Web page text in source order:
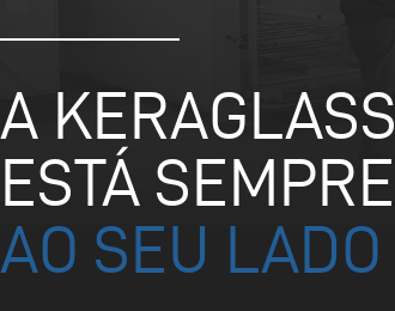
A KERAGLASS
ESTÁ SEMPRE
AO SEU LADO